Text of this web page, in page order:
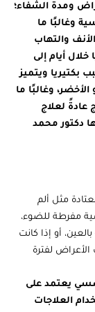
ومدة الشفاء؛
وغالبًا ما
والتهاب
خلال أيام إلى
بكتيريا ويتميز
وغالبًا ما
عادةً لعلاج
دكتور محمد
مثل ألم
مفرطة للضوء،
أو إذا كانت
لفترة
يعتمد على
العلاجات